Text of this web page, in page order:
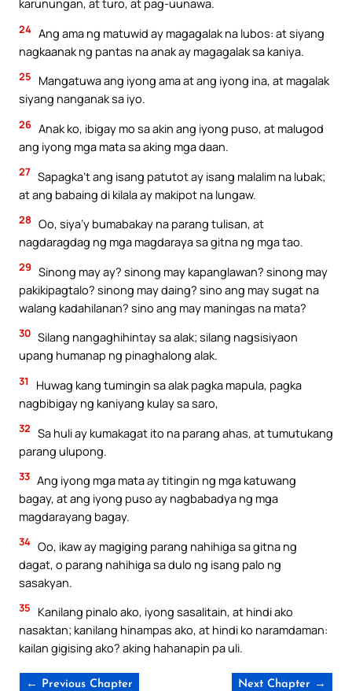
karunungan, at turo, at pag-uunawa.
24 Ang ama ng matuwid ay magagalak na lubos: at siyang
nagkaanak ng pantas na anak ay magagalak sa kaniya.
25
Mangatuwa ang iyong ama at ang iyong ina, at magalak
siyang nanganak sa iyo.
26 Anak ko, ibigay mo sa akin ang iyong puso, at malugod
ang iyong mga mata sa aking mga daan.
27 Sapagka’t ang isang patutot ay isang malalim na lubak;
at ang babaing di kilala ay makipot na lungaw.
28 Oo, siya’y bumabakay na parang tulisan, at
nagdaragdag ng mga magdaraya sa gitna ng mga tao.
29 Sinong may ay? sinong may kapanglawan? sinong may
pakikipagtalo? sinong may daing? sino ang may sugat na
walang kadahilanan? sino ang may maningas na mata?
30 Silang nangaghihintay sa alak; silang nagsisiyaon
upang humanap ng pinaghalong alak.
31
Huwag kang tumingin sa alak pagka mapula, pagka
nagbibigay ng kaniyang kulay sa saro,
32 Sa huli ay kumakagat ito na parang ahas, at tumutukang
parang ulupong.
33 Ang iyong mga mata ay titingin ng mga katuwang
bagay, at ang iyong puso ay nagbabadya ng mga
magdarayang bagay.
34 Oo, ikaw ay magiging parang nahihiga sa gitna ng
dagat, o parang nahihiga sa dulo ng isang palo ng
sasakyan.
35
Kanilang pinalo ako, iyong sasalitain, at hindi ako
nasaktan; kanilang hinampas ako, at hindi ko naramdaman:
kailan gigising ako? aking hahanapin pa uli.
← Previous Chapter Next Chapter →